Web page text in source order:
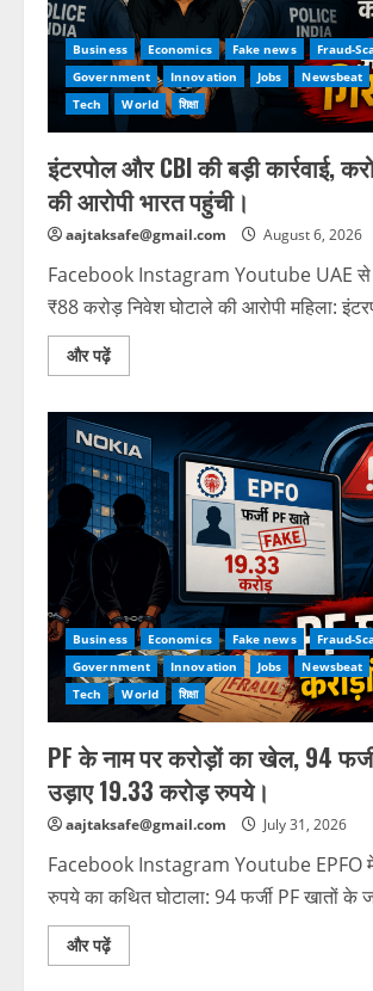
Business Economics Fake news
Fraud-
Government
Innovation Jobs Newsbeat
Tech
World शिक्षा
इंटरपोल और CBI की बड़ी कार्रवाई,
की आरोपी भारत पहुंची।
aajtaksafe@gmail.com August 6, 2026
Facebook Instagram Youtube UAE से
₹88 करोड़ निवेश घोटाले की आरोपी महिला:
और पढ़ें
Business Economics Fake news
Fraud-
Government
Innovation Jobs Newsbeat
Tech
World शिक्षा
PF के नाम पर करोड़ों का खेल, 94
उड़ाए 19.33 करोड़ रुपये।
aajtaksafe@gmail.com July 31, 2026
Facebook Instagram Youtube EPFO
रुपये का कथित घोटाला: 94 फर्जी PF खातों के
और पढ़ें